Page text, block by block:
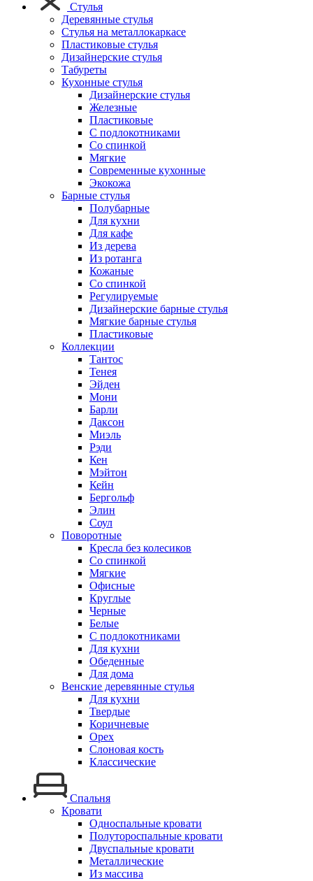
Стулья
Деревянные стулья
Стулья на металлокаркасе
Пластиковые стулья
Дизайнерские стулья
Табуреты
Кухонные стулья
Дизайнерские стулья
Железные
Пластиковые
С подлокотниками
Со спинкой
Мягкие
Современные кухонные
Экокожа
Барные стулья
Полубарные
Для кухни
Для кафе
Из дерева
Из ротанга
Кожаные
Со спинкой
Регулируемые
Дизайнерские барные стулья
Мягкие барные стулья
Пластиковые
Коллекции
Тантос
Тенея
Эйден
Мони
Барли
Даксон
Миэль
Рэди
Кен
Мэйтон
Кейн
Бергольф
Элин
Соул
Поворотные
Кресла без колесиков
Со спинкой
Мягкие
Офисные
Круглые
Черные
Белые
С подлокотниками
Для кухни
Обеденные
Для дома
Венские деревянные стулья
Для кухни
Твердые
Коричневые
Орех
Слоновая кость
Классические
Спальня
Кровати
Односпальные кровати
Полутороспальные кровати
Двуспальные кровати
Металлические
Из массива